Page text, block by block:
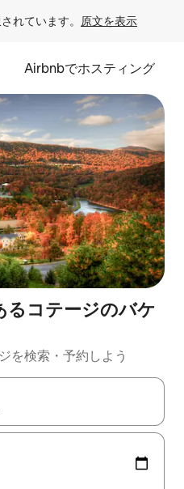
れています。 原文を表示
Airbnbでホスティング
るコテージのバケ
を検索・予約しよう
の矢印キーを使って移動するか